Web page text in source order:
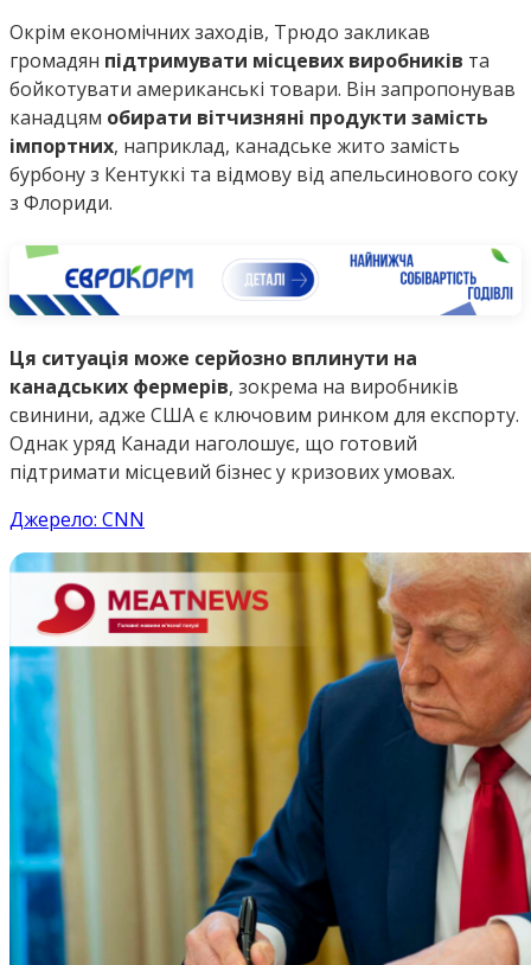
Окрім економічних заходів, Трюдо закликав
громадян підтримувати місцевих виробників та
бойкотувати американські товари. Він запропонував
канадцям обирати вітчизняні продукти замість
імпортних, наприклад, канадське жито замість
бурбону з Кентуккі та відмову від апельсинового соку
з Флориди.
Ця ситуація може серйозно вплинути на
канадських фермерів, зокрема на виробників
свинини, адже США є ключовим ринком для експорту.
Однак уряд Канади наголошує, що готовий
підтримати місцевий бізнес у кризових умовах.
Джерело: CNN